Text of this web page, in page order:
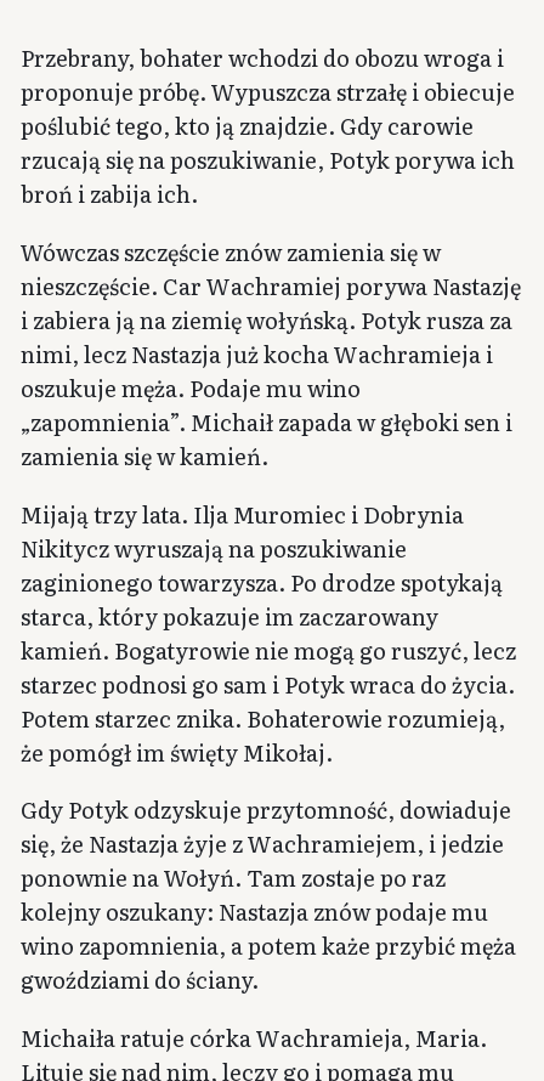
Przebrany, bohater wchodzi do obozu wroga i
proponuje próbę. Wypuszcza strzałę i obiecuje
poślubić tego, kto ją znajdzie. Gdy carowie
rzucają się na poszukiwanie, Potyk porywa ich
broń i zabija ich.
Wówczas szczęście znów zamienia się w
nieszczęście. Car Wachramiej porywa Nastazję
i zabiera ją na ziemię wołyńską. Potyk rusza za
nimi, lecz Nastazja już kocha Wachramieja i
oszukuje męża. Podaje mu wino
„zapomnienia”. Michaił zapada w głęboki sen i
zamienia się w kamień.
Mijają trzy lata. Ilja Muromiec i Dobrynia
Nikitycz wyruszają na poszukiwanie
zaginionego towarzysza. Po drodze spotykają
starca, który pokazuje im zaczarowany
kamień. Bogatyrowie nie mogą go ruszyć, lecz
starzec podnosi go sam i Potyk wraca do życia.
Potem starzec znika. Bohaterowie rozumieją,
że pomógł im święty Mikołaj.
Gdy Potyk odzyskuje przytomność, dowiaduje
się, że Nastazja żyje z Wachramiejem, i jedzie
ponownie na Wołyń. Tam zostaje po raz
kolejny oszukany: Nastazja znów podaje mu
wino zapomnienia, a potem każe przybić męża
gwoździami do ściany.
Michaiła ratuje córka Wachramieja, Maria.
Lituje się nad nim, leczy go i pomaga mu